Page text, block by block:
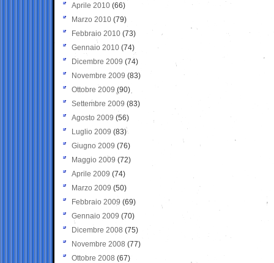
Aprile 2010 (66)
Marzo 2010 (79)
Febbraio 2010 (73)
Gennaio 2010 (74)
Dicembre 2009 (74)
Novembre 2009 (83)
Ottobre 2009 (90)
Settembre 2009 (83)
Agosto 2009 (56)
Luglio 2009 (83)
Giugno 2009 (76)
Maggio 2009 (72)
Aprile 2009 (74)
Marzo 2009 (50)
Febbraio 2009 (69)
Gennaio 2009 (70)
Dicembre 2008 (75)
Novembre 2008 (77)
Ottobre 2008 (67)